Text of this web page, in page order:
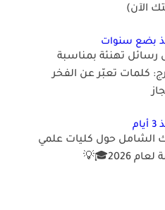
الآن)
بضع سنوات
رسائل تهنئة بمناسبة
كلمات تعبّر عن الفخر
الشامل حول كليات علمي
2026🎓💡